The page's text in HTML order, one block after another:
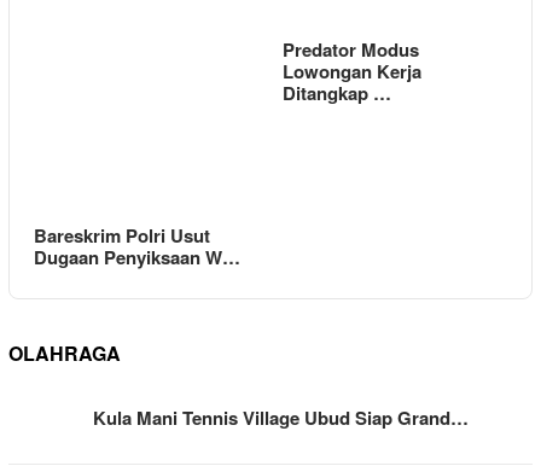
Bareskrim Polri Usut
Dugaan Penyiksaan W…
Predator Modus
Lowongan Kerja
Ditangkap …
OLAHRAGA
Kula Mani Tennis Village Ubud Siap Grand…